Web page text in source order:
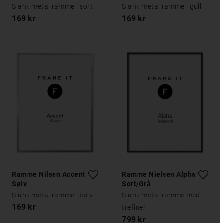
Slank metallramme i sort
169 kr
Slank metallramme i gull
169 kr
Ramme Nilsen Accent
Sølv
Slank metallramme i sølv
169 kr
Ramme Nielsen Alpha
Sort/Grå
Slank metallramme med
trefiner
799 kr